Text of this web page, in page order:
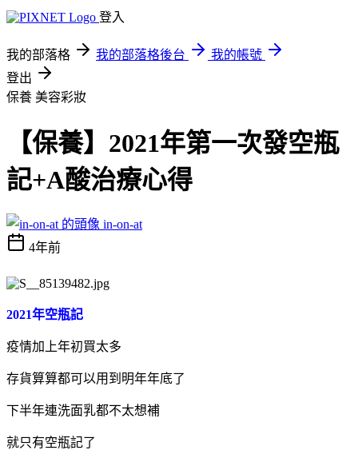
登入
我的部落格 我的部落格後台
我的帳號
登出
保養 美容彩妝
【保養】2021年第一次發空瓶
記+A酸治療心得
in-on-at
4年前
2021年空瓶記
疫情加上年初買太多
存貨算算都可以用到明年年底了
下半年連洗面乳都不太想補
就只有空瓶記了